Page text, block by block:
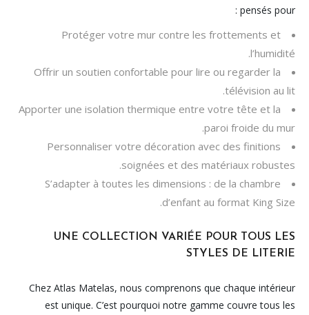
pensés pour :
Protéger votre mur contre les frottements et
l’humidité.
Offrir un soutien confortable pour lire ou regarder la
télévision au lit.
Apporter une isolation thermique entre votre tête et la
paroi froide du mur.
Personnaliser votre décoration avec des finitions
soignées et des matériaux robustes.
S’adapter à toutes les dimensions : de la chambre
d’enfant au format King Size.
UNE COLLECTION VARIÉE POUR TOUS LES
STYLES DE LITERIE
Chez Atlas Matelas, nous comprenons que chaque intérieur
est unique. C’est pourquoi notre gamme couvre tous les